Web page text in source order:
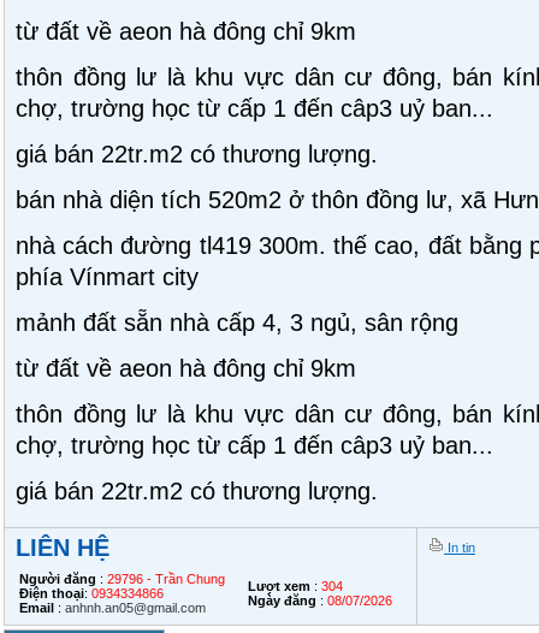
từ đất về aeon hà đông chỉ 9km
thôn đồng lư là khu vực dân cư đông, bán
chợ, trường học từ cấp 1 đến câp3 uỷ ban...
giá bán 22tr.m2 có thương lượng.
bán nhà diện tích 520m2 ở thôn đồng lư, xã
nhà cách đường tl419 300m. thế cao, đất bằng
phía Vínmart city
mảnh đất sẵn nhà cấp 4, 3 ngủ, sân rộng
từ đất về aeon hà đông chỉ 9km
thôn đồng lư là khu vực dân cư đông, bán
chợ, trường học từ cấp 1 đến câp3 uỷ ban...
giá bán 22tr.m2 có thương lượng.
LIÊN HỆ
Người đăng : 29796 - Trần Chung
Điện thoại: 0934334866
Email : anhnh.an05@gmail.com
Lượt xem : 304
Ngày đăng : 08/07/2026
In tin